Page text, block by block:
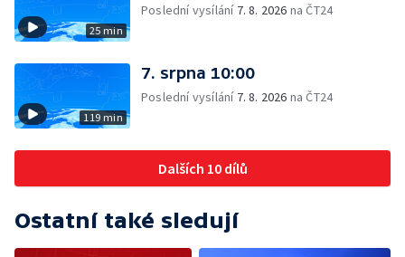
25 min
Poslední vysílání 7. 8. 2026 na ČT24
119 min
7. srpna 10:00
Poslední vysílání 7. 8. 2026 na ČT24
Dalších 10 dílů
Ostatní také sledují